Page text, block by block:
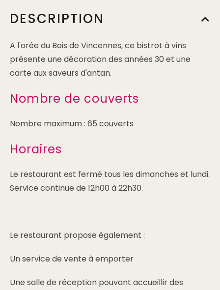
DESCRIPTION
A l'orée du Bois de Vincennes, ce bistrot à vins
présente une décoration des années 30 et une
carte aux saveurs d'antan.
Nombre de couverts
Nombre maximum : 65 couverts
Horaires
Le restaurant est fermé tous les dimanches et lundi.
Service continue de 12h00 à 22h30.
Le restaurant propose également :
Un service de vente à emporter
Une salle de réception pouvant accueillir des